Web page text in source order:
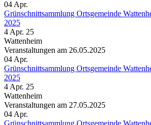
04 Apr.
Grünschnittsammlung Ortsgemeinde
2025
4 Apr. 25
Wattenheim
Veranstaltungen am 26.05.2025
04 Apr.
Grünschnittsammlung Ortsgemeinde
2025
4 Apr. 25
Wattenheim
Veranstaltungen am 27.05.2025
04 Apr.
Grünschnittsammlung Ortsgemeinde